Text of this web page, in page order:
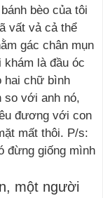
bèo của tôi
vất vả cả thể
gác chân mụn
khám là đầu óc
hai chữ bình
với anh nó,
đương với con
mất thôi. P/s:
đừng giống mình
một người